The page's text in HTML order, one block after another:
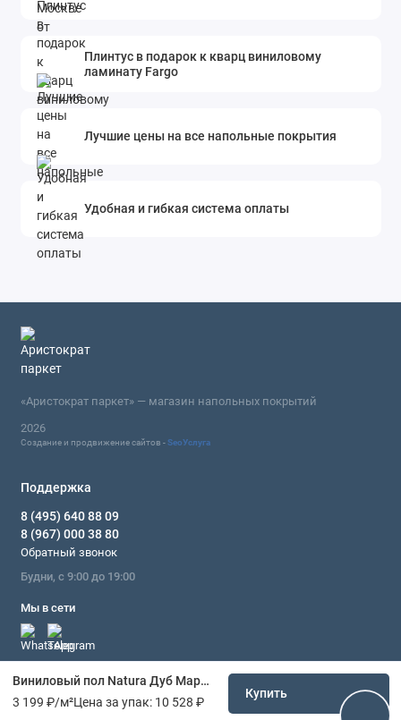
Виниловый пол Natura Дуб Маршен E-013-12
3 199 ₽/м²Цена за упак: 10 528 ₽
Купить
Плинтус в подарок к кварц виниловому
ламинату Fargo
Лучшие цены на все напольные покрытия
Удобная и гибкая система оплаты
«Аристократ паркет» — магазин напольных покрытий
2026
Создание и продвижение сайтов -SeoУслуга
Поддержка
8 (495) 640 88 09
8 (967) 000 38 80
Обратный звонок
Будни, с 9:00 до 19:00
Мы в сети